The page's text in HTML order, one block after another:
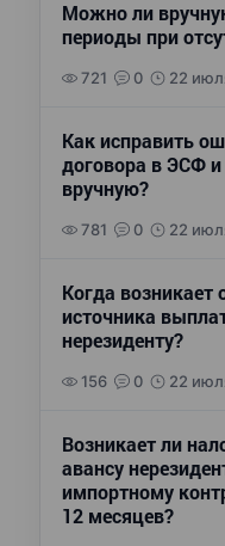
Можно ли
периоды при
721 0 22
Как исправить
договора в ЭСФ и
вручную?
781 0 22
Когда возникает
источника
нерезиденту?
156 0 22
Возникает ли
авансу
импортному
12 месяцев?